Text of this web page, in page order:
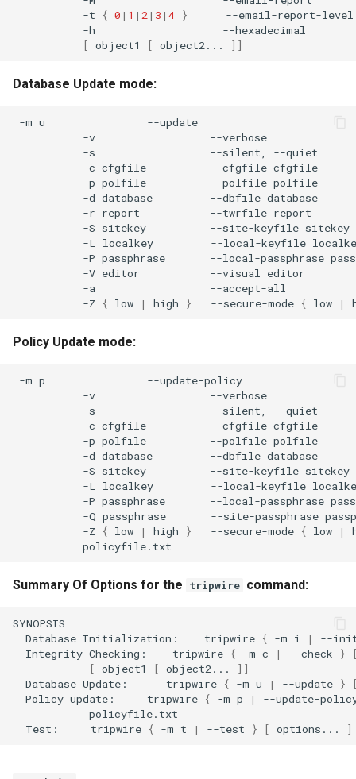
-t
{ 0 | 1 | 2 | 3 | 4 }
--email-report-level
-h
[ object1 [ object2... ]]
Database Update mode:
-m u
-v
-s
--silent,
-c cfgfile --cfgfile
-p polfile --polfile
-d database --dbfile
-r report --twrfile
-S sitekey --site-keyfile
-L
localkey
--local-keyfile
-P passphrase
--local-passphrase
-V editor --visual
-a
-Z
{ low | high } --secure-mode { low |
Policy Update mode:
-m p
-v
-s
--silent,
-c cfgfile --cfgfile
-p polfile --polfile
-d database --dbfile
-S sitekey --site-keyfile
-L
localkey
--local-keyfile
-P passphrase
--local-passphrase
-Q passphrase
--site-passphrase
-Z
{ low | high } --secure-mode { low |
Summary Of Options for the tripwire command:
Database Initialization: tripwire { -m i |
--
Integrity Checking: tripwire { -m c | --check }
[ object1 [ object2...
]]
Database Update: tripwire { -m u | --update }
Policy update: tripwire { -m p |
--update-
Test:
tripwire { -m t | --test } [ options... ]